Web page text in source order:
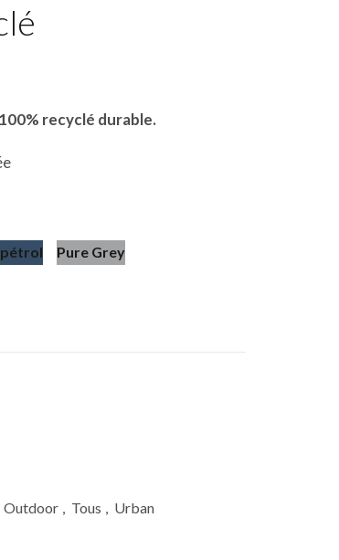
recyclé durable.
Pure Grey
Outdoor , Tous , Urban